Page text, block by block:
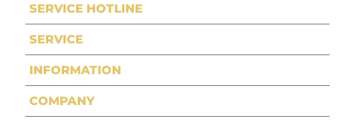
SERVICE HOTLINE
SERVICE
INFORMATION
COMPANY